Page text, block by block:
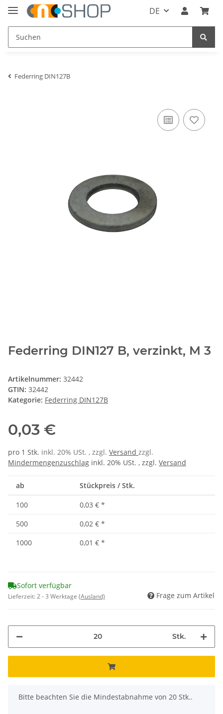
DE
Federring DIN127B
Federring DIN127 B, verzinkt, M 3
Artikelnummer: 32442
GTIN: 32442
Kategorie: Federring DIN127B
0,03 €
pro 1 Stk. inkl. 20% USt. , zzgl. Versand zzgl.
Mindermengenzuschlag inkl. 20% USt. , zzgl. Versand
ab Stückpreis / Stk.
100 0,03 € *
500
0,02 € *
1000
0,01 € *
Sofort verfügbar
Lieferzeit:2 - 3 Werktage (Ausland) Frage zum Artikel
Stk.
x
Bitte beachten Sie die Mindestabnahme von 20 Stk..